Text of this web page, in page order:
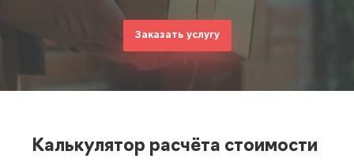
Заказать услугу
Калькулятор расчёта стоимости